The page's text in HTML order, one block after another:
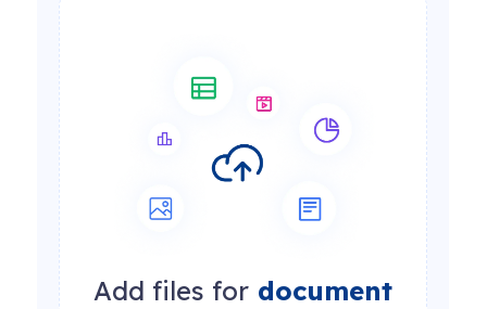
Add files for document